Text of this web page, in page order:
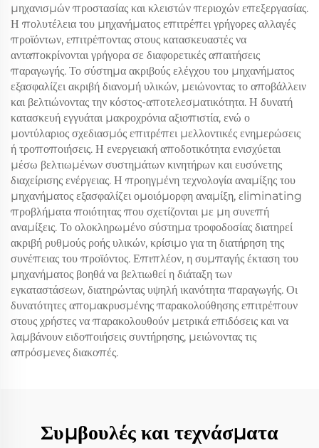
μηχανισμών προστασίας και κλειστών περιοχών επεξεργασίας.
Η πολυτέλεια του μηχανήματος επιτρέπει γρήγορες αλλαγές
προϊόντων, επιτρέποντας στους κατασκευαστές να
ανταποκρίνονται γρήγορα σε διαφορετικές απαιτήσεις
παραγωγής. Το σύστημα ακριβούς ελέγχου του μηχανήματος
εξασφαλίζει ακριβή διανομή υλικών, μειώνοντας το αποβάλλειν
και βελτιώνοντας την κόστος-αποτελεσματικότητα. Η δυνατή
κατασκευή εγγυάται μακροχρόνια αξιοπιστία, ενώ ο
μοντύλαριος σχεδιασμός επιτρέπει μελλοντικές ενημερώσεις
ή τροποποιήσεις. Η ενεργειακή αποδοτικότητα ενισχύεται
μέσω βελτιωμένων συστημάτων κινητήρων και ευσύνετης
διαχείρισης ενέργειας. Η προηγμένη τεχνολογία αναμίξης του
μηχανήματος εξασφαλίζει ομοιόμορφη αναμίξη, εliminating
προβλήματα ποιότητας που σχετίζονται με μη συνεπή
αναμίξεις. Το ολοκληρωμένο σύστημα τροφοδοσίας διατηρεί
ακριβή ρυθμούς ροής υλικών, κρίσιμο για τη διατήρηση της
συνέπειας του προϊόντος. Επιπλέον, η συμπαγής έκταση του
μηχανήματος βοηθά να βελτιωθεί η διάταξη των
εγκαταστάσεων, διατηρώντας υψηλή ικανότητα παραγωγής. Οι
δυνατότητες απομακρυσμένης παρακολούθησης επιτρέπουν
στους χρήστες να παρακολουθούν μετρικά επιδόσεις και να
λαμβάνουν ειδοποιήσεις συντήρησης, μειώνοντας τις
απρόσμενες διακοπές.
Συμβουλές και τεχνάσματα